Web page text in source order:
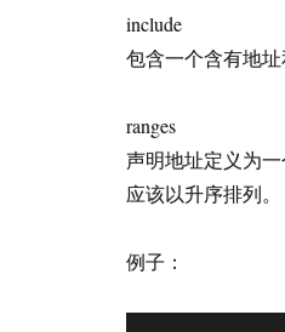
include
包含一个含有地
ranges
声明地址定义为
应该以升序排列。
例子：